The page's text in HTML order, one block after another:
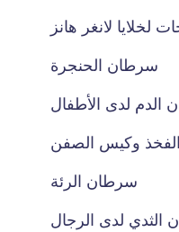
لخلايا لانغر هانز
سرطان الحنجرة
الدم لدى الأطفال
وكيس الصفن
سرطان الرئة
الثدي لدى الرجال